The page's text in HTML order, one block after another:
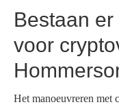
Bestaan
voor
Het manoeuvreren met